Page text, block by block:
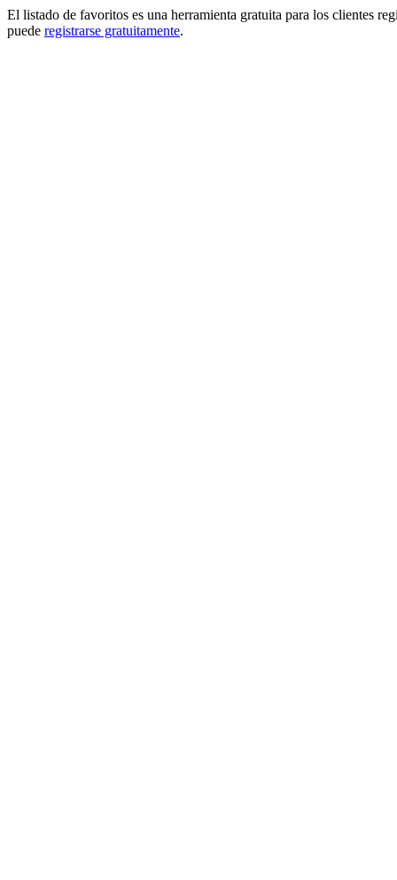
El listado de favoritos es una herramienta gratuita para los clientes
puede registrarse gratuitamente.